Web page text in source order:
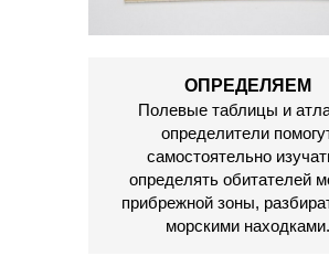
ОПРЕДЕЛЯЕМ
Полевые таблицы и
определители
самостоятельно
определять обитателей
прибрежной зоны,
морскими находками.